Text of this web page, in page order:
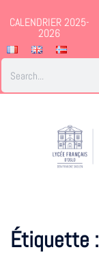
CALENDRIER 2025-
2026
Étiquette :